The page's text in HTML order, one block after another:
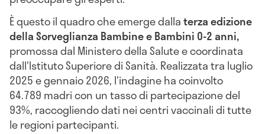
È questo il quadro che emerge dallaterza edizione
della Sorveglianza Bambine e Bambini 0-2 anni,
promossa dal Ministero della Salute e coordinata
dall'Istituto Superiore di Sanità. Realizzata tra luglio
2025 e gennaio 2026, l'indagine ha coinvolto
64.789 madri con un tasso di partecipazione del
93%, raccogliendo dati nei centri vaccinali di tutte
le regioni partecipanti.